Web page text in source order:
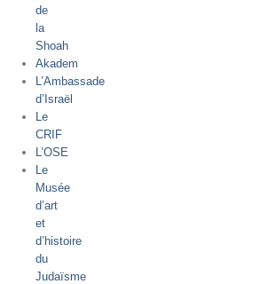
de
la
Shoah
Akadem
L’Ambassade
d’Israël
Le
CRIF
L’OSE
Le
Musée
d’art
et
d’histoire
du
Judaïsme